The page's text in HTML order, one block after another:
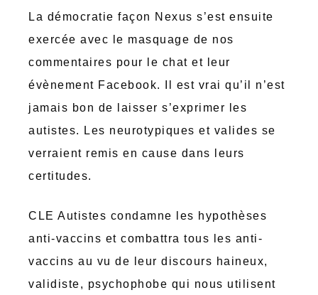
La démocratie façon Nexus s’est ensuite
exercée avec le masquage de nos
commentaires pour le chat et leur
évènement Facebook. Il est vrai qu’il n’est
jamais bon de laisser s’exprimer les
autistes. Les neurotypiques et valides se
verraient remis en cause dans leurs
certitudes.
CLE Autistes condamne les hypothèses
anti-vaccins et combattra tous les anti-
vaccins au vu de leur discours haineux,
validiste, psychophobe qui nous utilisent